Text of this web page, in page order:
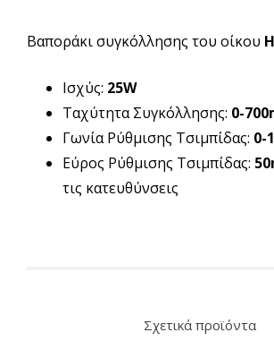
Βαποράκι συγκόλλησης του οίκου
Ισχύς: 25W
Ταχύτητα Συγκόλλησης: 0-
Γωνία Ρύθμισης Τσιμπίδας: 0-
Εύρος Ρύθμισης Τσιμπίδας:
τις κατευθύνσεις
Σχετικά προϊόντα